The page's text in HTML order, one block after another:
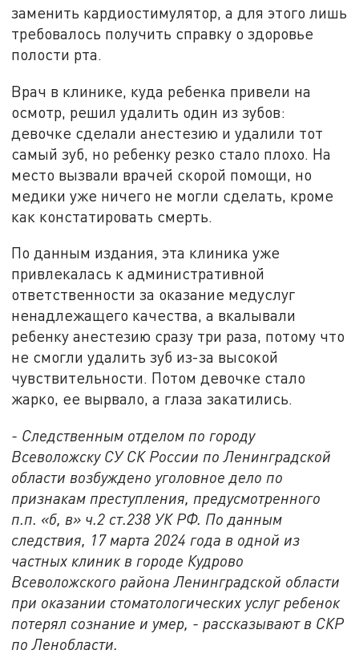
заменить кардиостимулятор, а для этого лишь
требовалось получить справку о здоровье
полости рта.
Врач в клинике, куда ребенка привели на
осмотр, решил удалить один из зубов:
девочке сделали анестезию и удалили тот
самый зуб, но ребенку резко стало плохо. На
место вызвали врачей скорой помощи, но
медики уже ничего не могли сделать, кроме
как констатировать смерть.
По данным издания, эта клиника уже
привлекалась к административной
ответственности за оказание медуслуг
ненадлежащего качества, а вкалывали
ребенку анестезию сразу три раза, потому что
не смогли удалить зуб из-за высокой
чувствительности. Потом девочке стало
жарко, ее вырвало, а глаза закатились.
- Следственным отделом по городу
Всеволожску СУ СК России по Ленинградской
области возбуждено уголовное дело по
признакам преступления, предусмотренного
п.п. «б, в» ч.2 ст.238 УК РФ. По данным
следствия, 17 марта 2024 года в одной из
частных клиник в городе Кудрово
Всеволожского района Ленинградской области
при оказании стоматологических услуг ребенок
потерял сознание и умер, - рассказывают в СКР
по Ленобласти.